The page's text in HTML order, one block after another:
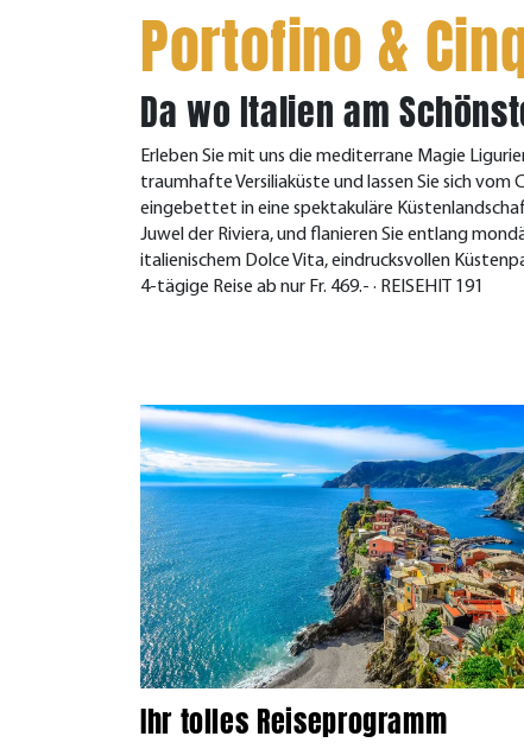
Portofino &
Da wo Italien am
Erleben Sie mit uns die mediterrane Magie
traumhafte Versiliaküste und lassen Sie sich
eingebettet in eine spektakuläre
Juwel der Riviera, und flanieren Sie entlang
italienischem Dolce Vita, eindrucksvollen
4-tägige Reise ab nur Fr. 469.- · REISEHIT 191
Ihr tolles Reiseprogramm